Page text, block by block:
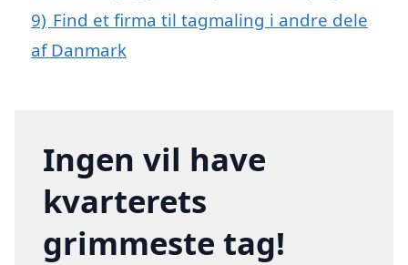
9) Find et firma til tagmaling i andre dele
af Danmark
Ingen vil have
kvarterets
grimmeste tag!